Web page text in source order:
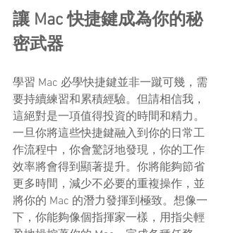
讓 Mac 快捷鍵成為你的秘
密武器
學習 Mac 必學快捷鍵並非一蹴可幾，需
要持續練習和累積經驗。但請相信我，
這絕對是一項值得投資的時間和精力。
一旦你將這些快捷鍵融入到你的日常工
作流程中，你會驚訝地發現，你的工作
效率將會得到顯著提升。你將能夠節省
更多時間，減少不必要的重複操作，並
將你的 Mac 的潛力發揮到極致。想像一
下，你能夠像個指揮家一樣，用指尖輕